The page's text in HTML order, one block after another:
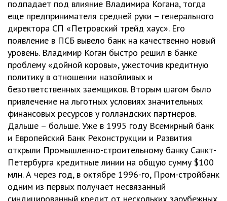
подпадает под влияние Владимира Когана, тогда
еще предпринимателя средней руки – генерального
директора СП «Петровский трейд хаус». Его
появление в ПСБ вывело банк на качественно новый
уровень. Владимир Коган быстро решил в банке
проблему «дойной коровы», ужесточив кредитную
политику в отношении назойливых и
безответственных заемщиков. Вторым шагом было
привлечение на льготных условиях значительных
финансовых ресурсов у голландских партнеров.
Дальше – больше. Уже в 1995 году Всемирный банк
и Европейский Банк Реконструкции и Развития
открыли Промышленно-строительному банку Санкт-
Петербурга кредитные линии на общую сумму $100
млн. А через год, в октябре 1996-го, Пром-стройбанк
одним из первых получает несвязанный